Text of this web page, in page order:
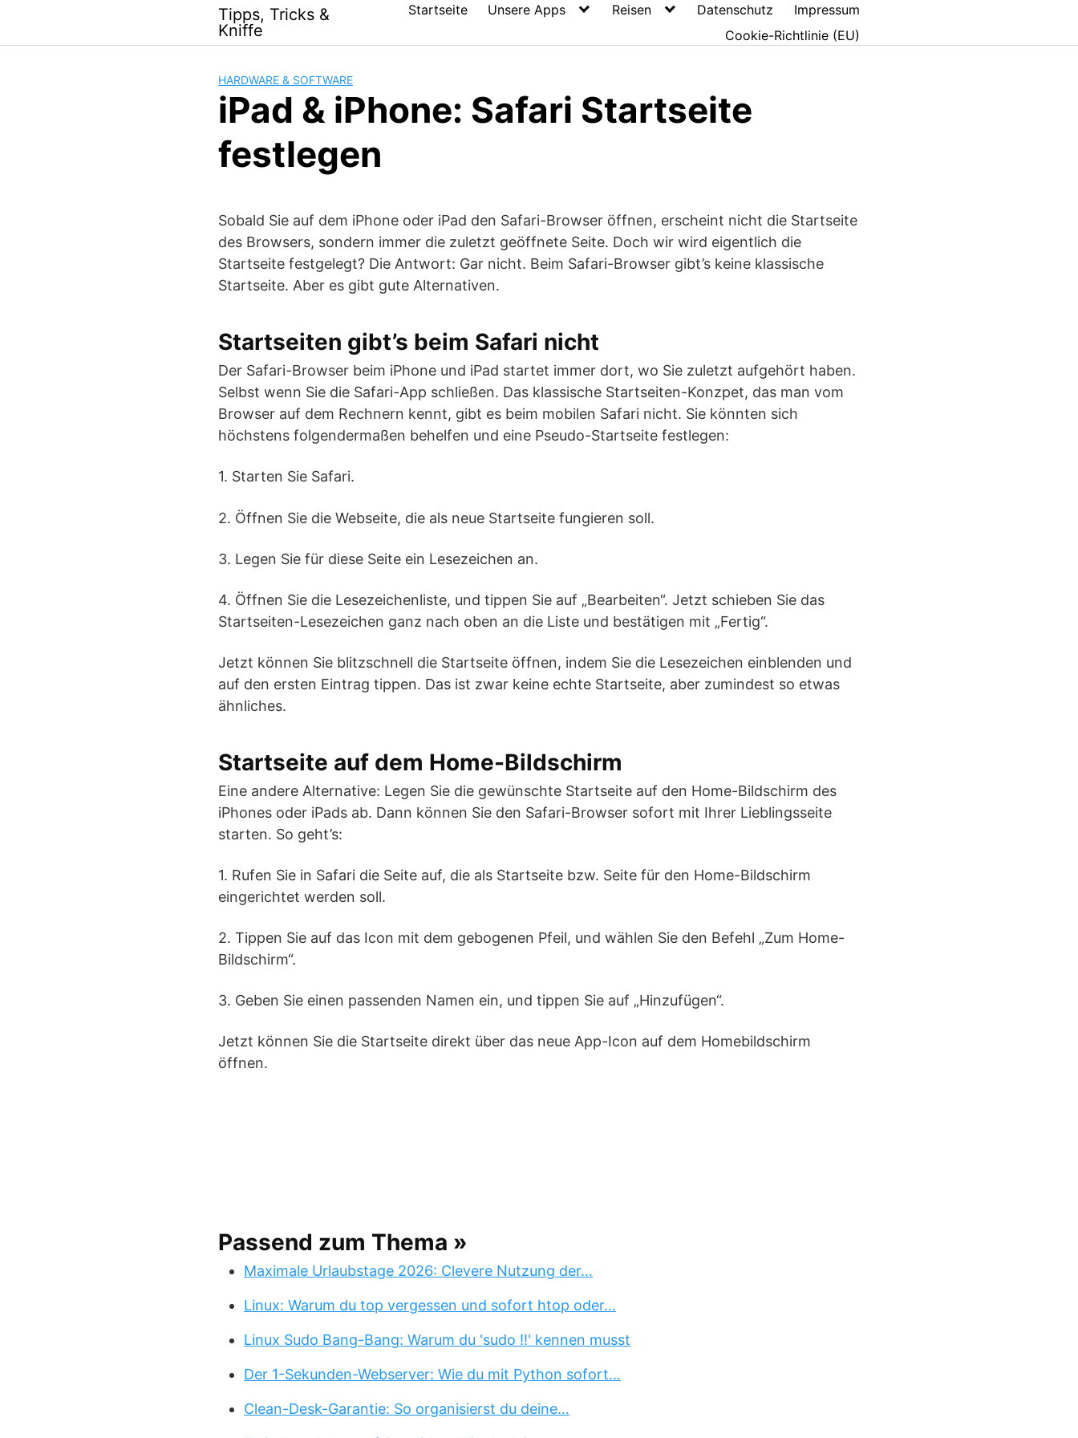
content
Tipps, Tricks &
Kniffe
Startseite Unsere Apps Reisen Datenschutz
Impressum
Cookie-Richtlinie (EU)
HARDWARE & SOFTWARE
iPad & iPhone: Safari Startseite
festlegen
Sobald Sie auf dem iPhone oder iPad den Safari-Browser öffnen, erscheint nicht die Startseite
des Browsers, sondern immer die zuletzt geöffnete Seite. Doch wir wird eigentlich die
Startseite festgelegt? Die Antwort: Gar nicht. Beim Safari-Browser gibt’s keine klassische
Startseite. Aber es gibt gute Alternativen.
Startseiten gibt’s beim Safari nicht
Der Safari-Browser beim iPhone und iPad startet immer dort, wo Sie zuletzt aufgehört haben.
Selbst wenn Sie die Safari-App schließen. Das klassische Startseiten-Konzpet, das man vom
Browser auf dem Rechnern kennt, gibt es beim mobilen Safari nicht. Sie könnten sich
höchstens folgendermaßen behelfen und eine Pseudo-Startseite festlegen:
1. Starten Sie Safari.
2. Öffnen Sie die Webseite, die als neue Startseite fungieren soll.
3. Legen Sie für diese Seite ein Lesezeichen an.
4. Öffnen Sie die Lesezeichenliste, und tippen Sie auf „Bearbeiten“. Jetzt schieben Sie das
Startseiten-Lesezeichen ganz nach oben an die Liste und bestätigen mit „Fertig“.
Jetzt können Sie blitzschnell die Startseite öffnen, indem Sie die Lesezeichen einblenden und
auf den ersten Eintrag tippen. Das ist zwar keine echte Startseite, aber zumindest so etwas
ähnliches.
Startseite auf dem Home-Bildschirm
Eine andere Alternative: Legen Sie die gewünschte Startseite auf den Home-Bildschirm des
iPhones oder iPads ab. Dann können Sie den Safari-Browser sofort mit Ihrer Lieblingsseite
starten. So geht’s:
1. Rufen Sie in Safari die Seite auf, die als Startseite bzw. Seite für den Home-Bildschirm
eingerichtet werden soll.
2. Tippen Sie auf das Icon mit dem gebogenen Pfeil, und wählen Sie den Befehl „Zum Home-
Bildschirm“.
3. Geben Sie einen passenden Namen ein, und tippen Sie auf „Hinzufügen“.
Jetzt können Sie die Startseite direkt über das neue App-Icon auf dem Homebildschirm
öffnen.
Passend zum Thema »
Maximale Urlaubstage 2026: Clevere Nutzung der…
Linux: Warum du top vergessen und sofort htop oder…
Linux Sudo Bang-Bang: Warum du 'sudo !!' kennen musst
Der 1-Sekunden-Webserver: Wie du mit Python sofort…
Clean-Desk-Garantie: So organisierst du deine…